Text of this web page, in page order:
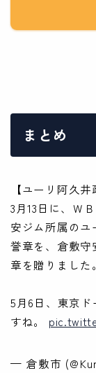
まとめ
【ユーリ阿久
3月13日に、Ｗ
安ジム所属の
誉章を、倉敷守
章を贈りました。
5月6日、東京
すね。
— 倉敷市